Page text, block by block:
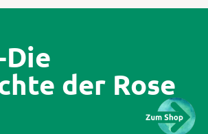
Kontakt
Die
der Rose